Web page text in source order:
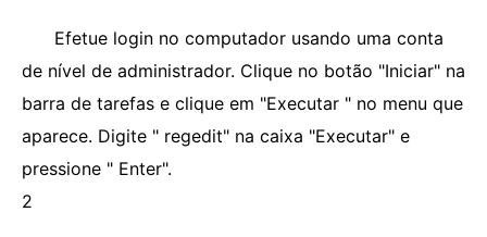
Efetue login no computador usando uma conta
de nível de administrador. Clique no botão "Iniciar" na
barra de tarefas e clique em "Executar " no menu que
aparece. Digite " regedit" na caixa "Executar" e
pressione " Enter".
2